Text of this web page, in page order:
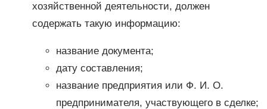
хозяйственной деятельности, должен
содержать такую информацию:
название документа;
дату составления;
название предприятия или Ф. И. О.
предпринимателя, участвующего в сделке;